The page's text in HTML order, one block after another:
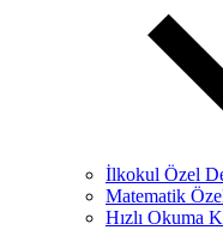
İlkokul Özel
Matematik
Hızlı Okuma